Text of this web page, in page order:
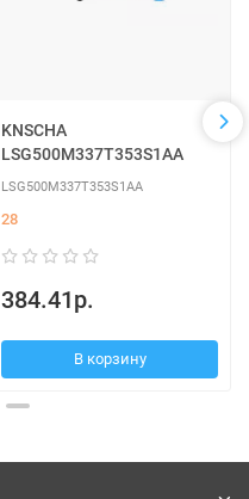
KNSCHA
LSG500M337T353S1AA
LSG500M337T353S1AA
28
384.41р.
В корзину